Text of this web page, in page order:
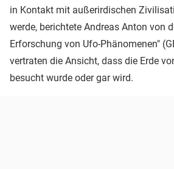
in Kontakt mit außerirdischen
werde, berichtete Andreas Anton von
Erforschung von Ufo-Phänomenen"
vertraten die Ansicht, dass die Erde
besucht wurde oder gar wird.